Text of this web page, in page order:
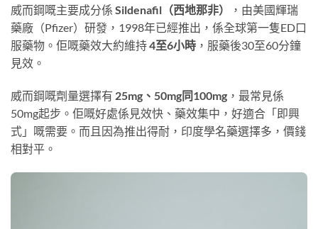
威而鋼嘅主要成分係 Sildenafil（西地那非）
，由美國輝瑞
藥廠（Pfizer）研發，1998年已經推出，係全球第一隻ED口
服藥物。佢嘅藥效大約維持4至6小時 ，服藥後30至60分鐘
見效。
威而鋼嘅劑量選擇有 25mg、50mg同100mg ，最常見係
50mg起步。佢嘅好處係見效快、藥效集中，好適合「即興
式」嘅需要。而且因為推出得耐，印度學名藥選擇多，價錢
相對平。